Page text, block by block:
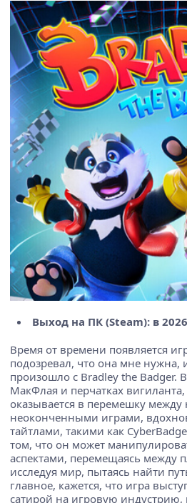
Выход на ПК (Steam): в
Время от времени появляется
подозревал, что она мне нужна,
произошло с Bradley the Badger.
МакФлая и перчатках
оказывается в перемешку между
неоконченными играми,
тайтлами, такими как
том, что он может
аспектами, перемещаясь между
исследуя мир, пытаясь найти
главное, кажется, что игра
сатирой на игровую индустрию,